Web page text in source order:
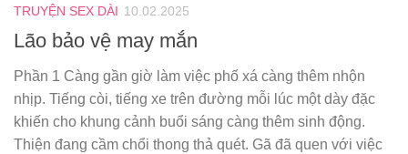
TRUYỆN SEX DÀI 10.02.2025
Lão bảo vệ may mắn
Phần 1 Càng gần giờ làm việc phố xá càng thêm nhộn
nhịp. Tiếng còi, tiếng xe trên đường mỗi lúc một dày đặc
khiến cho khung cảnh buổi sáng càng thêm sinh động.
Thiện đang cầm chổi thong thả quét. Gã đã quen với việc